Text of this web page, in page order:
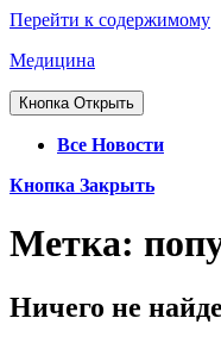
Перейти к содержимому
Медицина
Кнопка Открыть
Все Новости
Кнопка Закрыть
Метка:
Ничего не